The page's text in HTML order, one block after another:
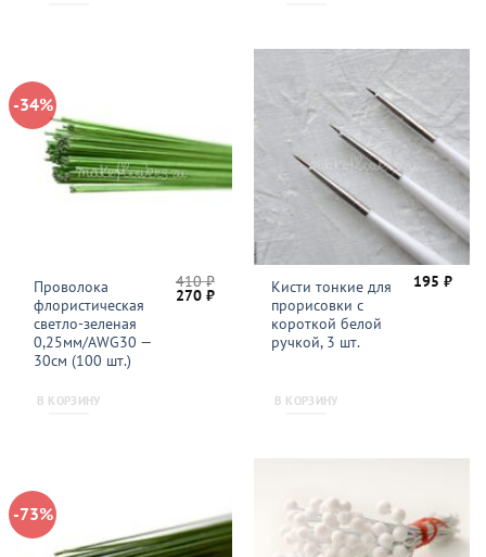
-34%
Проволока
флористическая
светло-зеленая
0,25мм/AWG30 —
30см (100 шт.)
410₽
Первоначальная
270 ₽Текущая
В КОРЗИНУ
Кисти тонкие для
прорисовки с
короткой белой
ручкой, 3 шт.
195 ₽
В КОРЗИНУ
-73%